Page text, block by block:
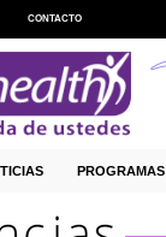
CONTACTO
PROGRAMAS